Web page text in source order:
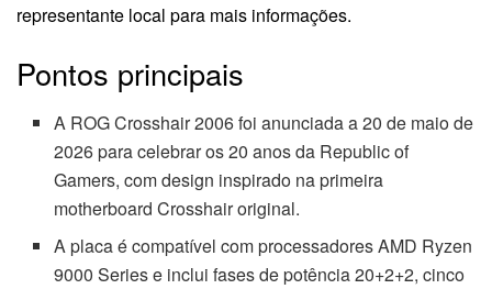
representante local para mais informações.
Pontos principais
A ROG Crosshair 2006 foi anunciada a 20 de maio de
2026 para celebrar os 20 anos da Republic of
Gamers, com design inspirado na primeira
motherboard Crosshair original.
A placa é compatível com processadores AMD Ryzen
9000 Series e inclui fases de potência 20+2+2, cinco